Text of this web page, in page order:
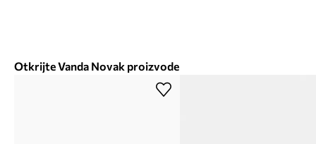
Otkrijte Vanda Novak proizvode